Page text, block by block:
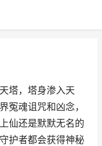
塔，塔身渗入天
冤魂诅咒和凶念，
仙还是默默无名的
护者都会获得神秘